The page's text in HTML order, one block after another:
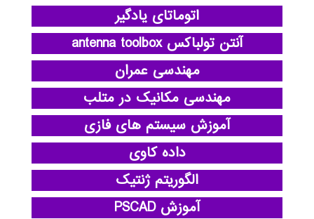
اتوماتای یادگیر
آنتن تولباکس antenna toolbox
مهندسی عمران
مهندسی مکانیک در متلب
آموزش سیستم های فازی
داده کاوی
الگوریتم ژنتیک
آموزش PSCAD